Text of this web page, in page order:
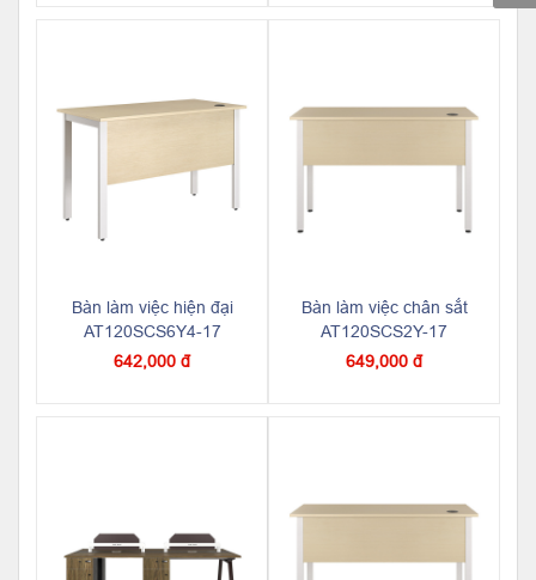
Bàn làm việc hiện đại
AT120SCS6Y4-17
642,000 đ
Bàn làm việc chân sắt
AT120SCS2Y-17
649,000 đ